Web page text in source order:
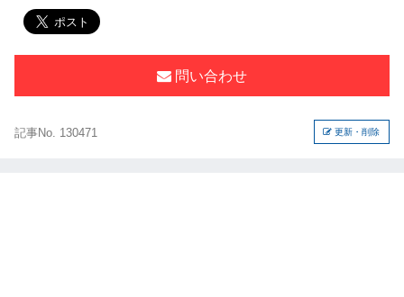
問い合わせ
記事No. 130471 更新・削除